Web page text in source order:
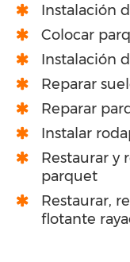
Instalación
Colocar
Instalación
Reparar
Reparar
Instalar
Restaurar y
parquet
Restaurar,
flotante